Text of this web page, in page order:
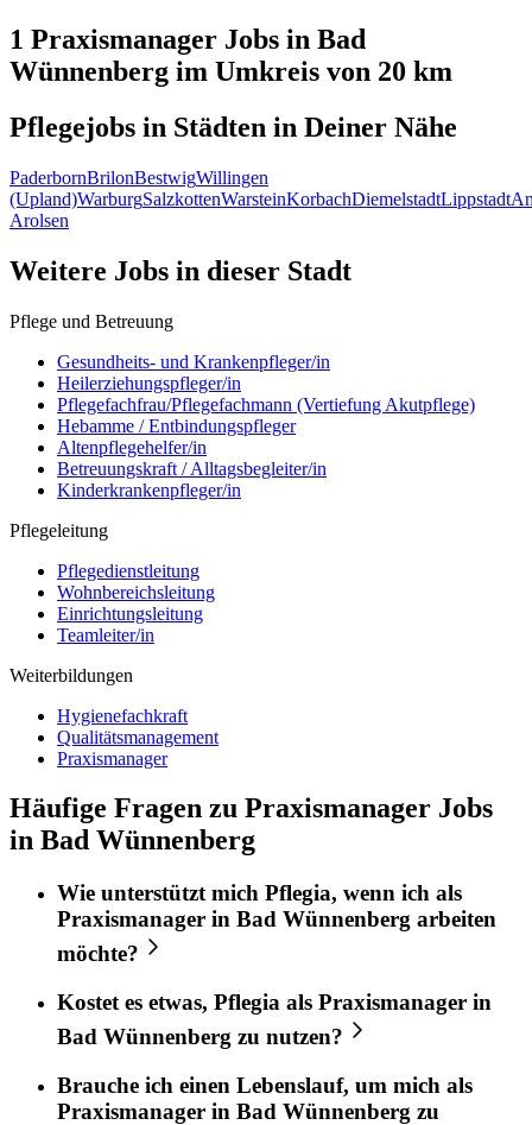
1 Praxismanager Jobs in Bad
Wünnenberg im Umkreis von 20 km
Pflegejobs in Städten in Deiner Nähe
PaderbornBrilonBestwigWillingen
(Upland)WarburgSalzkottenWarsteinKorbachDiemelstadtLippstadt
Arolsen
Weitere Jobs in dieser Stadt
Pflege und Betreuung
Gesundheits- und Krankenpfleger/in
Heilerziehungspfleger/in
Pflegefachfrau/Pflegefachmann (Vertiefung Akutpflege)
Hebamme / Entbindungspfleger
Altenpflegehelfer/in
Betreuungskraft / Alltagsbegleiter/in
Kinderkrankenpfleger/in
Pflegeleitung
Pflegedienstleitung
Wohnbereichsleitung
Einrichtungsleitung
Teamleiter/in
Weiterbildungen
Hygienefachkraft
Qualitätsmanagement
Praxismanager
Häufige Fragen zu Praxismanager Jobs
in Bad Wünnenberg
Wie unterstützt mich Pflegia, wenn ich als
Praxismanager in Bad Wünnenberg arbeiten
möchte?
Kostet es etwas, Pflegia als Praxismanager in
Bad Wünnenberg zu nutzen?
Brauche ich einen Lebenslauf, um mich als
Praxismanager in Bad Wünnenberg zu